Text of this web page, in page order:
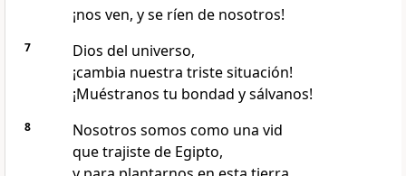
¡nos ven, y se ríen de nosotros!
7
Dios del universo,
¡cambia nuestra triste situación!
¡Muéstranos tu bondad y sálvanos!
8
Nosotros somos como una vid
que trajiste de Egipto,